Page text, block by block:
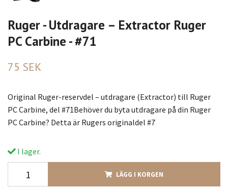
Ruger - Utdragare – Extractor Ruger
PC Carbine - #71
75 SEK
Original Ruger-reservdel – utdragare (Extractor) till Ruger
PC Carbine, del #71Behöver du byta utdragare på din Ruger
PC Carbine? Detta är Rugers originaldel #7
I lager.
LÄGG I KORGEN